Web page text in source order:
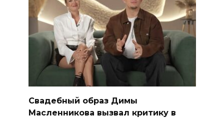
Свадебный образ Димы
Масленникова вызвал критику в